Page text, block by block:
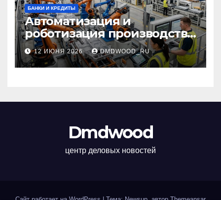
БАНКИ И КРЕДИТЫ
Автоматизация и
роботизация производства:
технологии, внедрение и
эксплуатационные аспекты
12 ИЮНЯ 2026 DMDWOOD_RU
Dmdwood
центр деловых новостей